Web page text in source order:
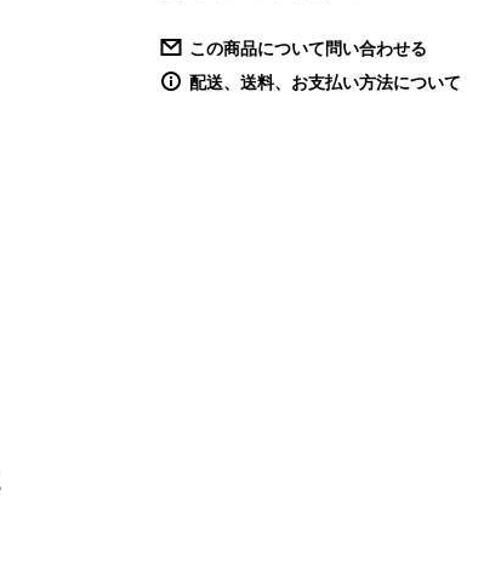
この商品について問い合わせる
配送、送料、お支払い方法について